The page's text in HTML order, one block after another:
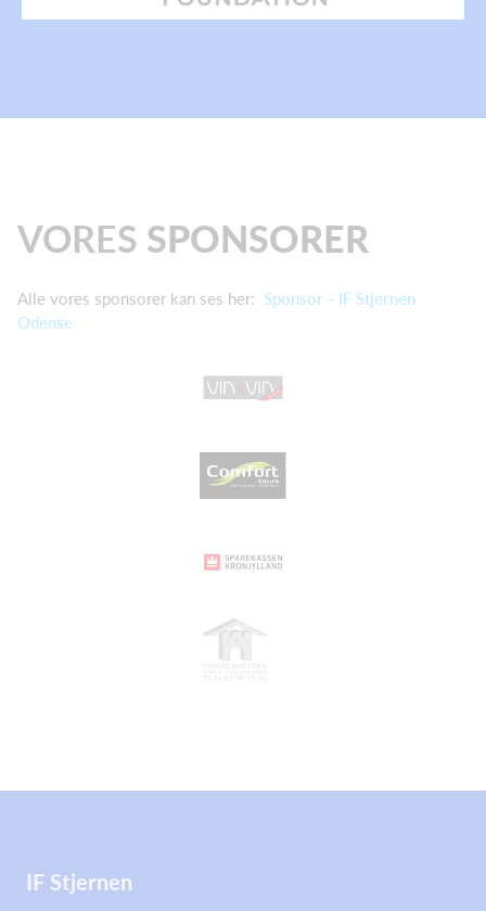
VORES SPONSORER
Alle vores sponsorer kan ses her: Sponsor - IF Stjernen
Odense
IF Stjernen